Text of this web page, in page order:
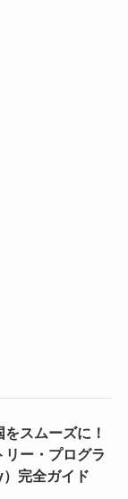
スムーズに！
リー・プログラ
完全ガイド